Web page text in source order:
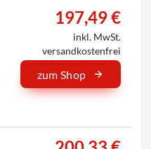
197,49 €
inkl. MwSt.
versandkostenfrei
zum Shop